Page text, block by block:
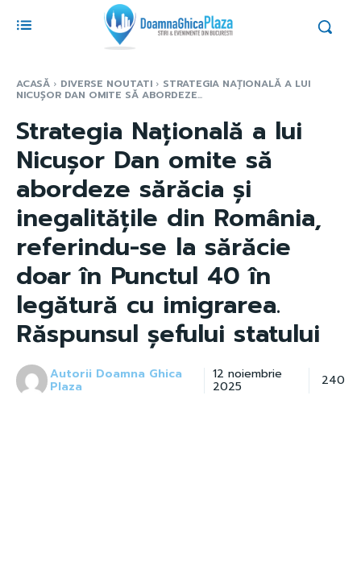
ACASĂ DIVERSE NOUTATI STRATEGIA NAȚIONALĂ A LUI
NICUȘOR DAN OMITE SĂ ABORDEZE...
Strategia Națională a lui
Nicușor Dan omite să
abordeze sărăcia și
inegalitățile din România,
referindu-se la sărăcie
doar în Punctul 40 în
legătură cu imigrarea.
Răspunsul șefului statului
Autorii Doamna Ghica
Plaza
12 noiembrie
2025 240